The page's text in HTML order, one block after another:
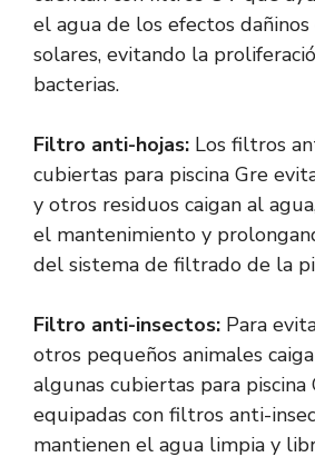
el agua de los efectos dañinos
solares, evitando la
bacterias.
Filtro anti-hojas: Los filtros
cubiertas para piscina Gre
y otros residuos caigan al
el mantenimiento y
del sistema de filtrado de la
Filtro anti-insectos: Para
otros pequeños animales
algunas cubiertas para piscina
equipadas con filtros anti-
mantienen el agua limpia y